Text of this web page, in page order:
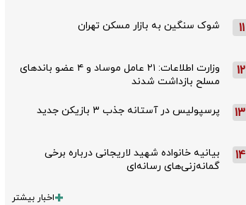
11 شوک سنگین به بازار مسکن تهران
12
وزارت اطلاعات: ۲۱ عامل موساد و ۴ عضو باندهای
مسلح بازداشت شدند
13 پرسپولیس در آستانه جذب ۳ بازیکن جدید
14
بیانیه خانواده شهید لاریجانی درباره برخی
گمانه‌زنی‌های رسانه‌ای
اخبار بیشتر